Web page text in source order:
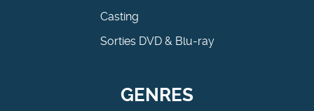
Casting
Sorties DVD & Blu-ray
GENRES